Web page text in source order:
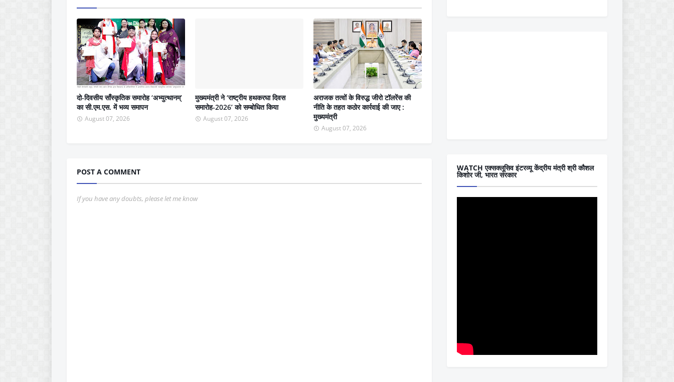
दो-दिवसीय साँस्कृतिक समारोह ‘अभ्युत्थानम्’
का सी.एम.एस. में भव्य समापन
August 07, 2026
मुख्यमंत्री ने ‘राष्ट्रीय हथकरघा दिवस
समारोह-2026’ को सम्बोधित किया
August 07, 2026
अराजक तत्वों के विरुद्ध जीरो टॉलरेंस की
नीति के तहत कठोर कार्रवाई की जाए :
मुख्यमंत्री
August 07, 2026
POST A COMMENT
If you have any doubts, please let me know
WATCH एक्सक्लूसिव इंटरव्यू केंद्रीय मंत्री श्री कौशल
किशोर जी, भारत सरकार